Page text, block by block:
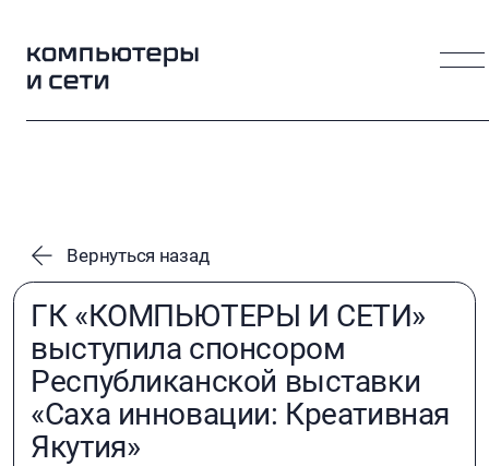
Вернуться назад
ГК «КОМПЬЮТЕРЫ И СЕТИ»
выступила спонсором
Республиканской выставки
«Саха инновации: Креативная
Якутия»